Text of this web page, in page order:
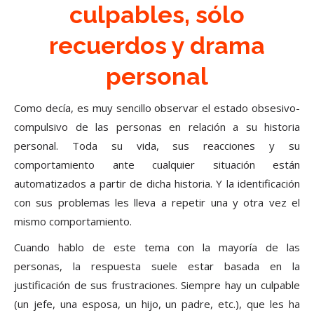
culpables, sólo
recuerdos y drama
personal
Como decía, es muy sencillo observar el estado obsesivo-
compulsivo de las personas en relación a su historia
personal. Toda su vida, sus reacciones y su
comportamiento ante cualquier situación están
automatizados a partir de dicha historia. Y la identificación
con sus problemas les lleva a repetir una y otra vez el
mismo comportamiento.
Cuando hablo de este tema con la mayoría de las
personas, la respuesta suele estar basada en la
justificación de sus frustraciones. Siempre hay un culpable
(un jefe, una esposa, un hijo, un padre, etc.), que les ha